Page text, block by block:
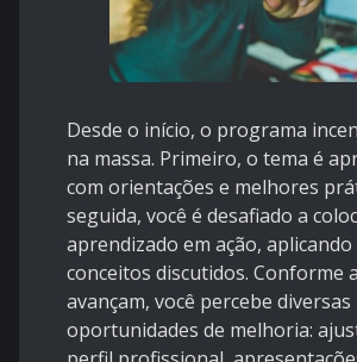
Desde o início, o programa
na massa. Primeiro, o tema é
com orientações e melhores
seguida, você é desafiado a
aprendizado em ação, aplicando
conceitos discutidos. Conforme
avançam, você percebe diversas
oportunidades de melhoria: